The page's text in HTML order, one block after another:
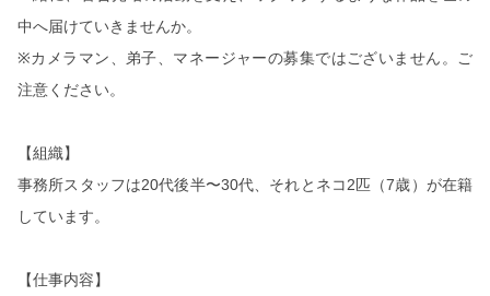
中へ届けていきませんか。
※カメラマン、弟子、マネージャーの募集ではございません。ご
注意ください。
【組織】
事務所スタッフは20代後半〜30代、それとネコ2匹（7歳）が在籍
しています。
【仕事内容】